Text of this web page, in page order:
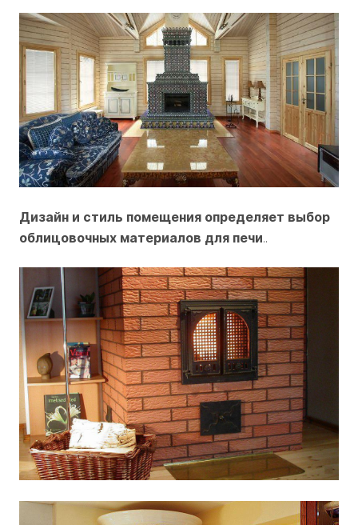
Дизайн и стиль помещения определяет выбор
облицовочных материалов для печи..